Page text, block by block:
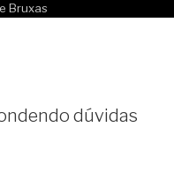
Bruxas
dúvidas